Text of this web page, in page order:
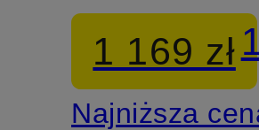
ISOLA
1 169 zł
Najniższa